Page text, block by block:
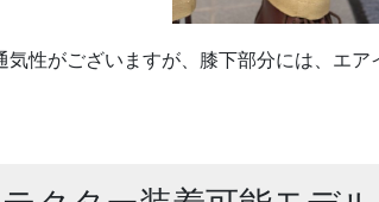
気性がございますが、膝下部分には、エ